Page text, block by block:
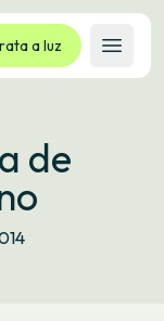
a luz
Abrir
de